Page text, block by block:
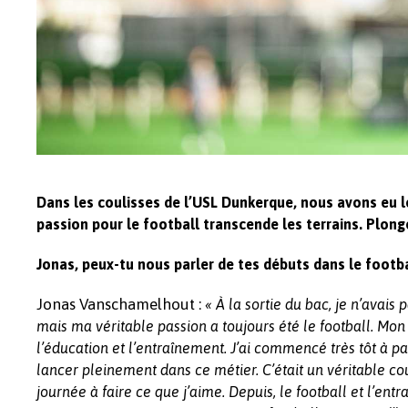
Dans les coulisses de l’USL Dunkerque, nous avons
passion pour le football transcende les terrains.
Jonas, peux-tu nous parler de tes débuts dans le
Jonas Vanschamelhout : « À la sortie du bac, je n’avais
mais ma véritable passion a toujours été le football.
l’éducation et l’entraînement. J’ai commencé très tôt à
lancer pleinement dans ce métier. C’était un véritable
journée à faire ce que j’aime. Depuis, le football et